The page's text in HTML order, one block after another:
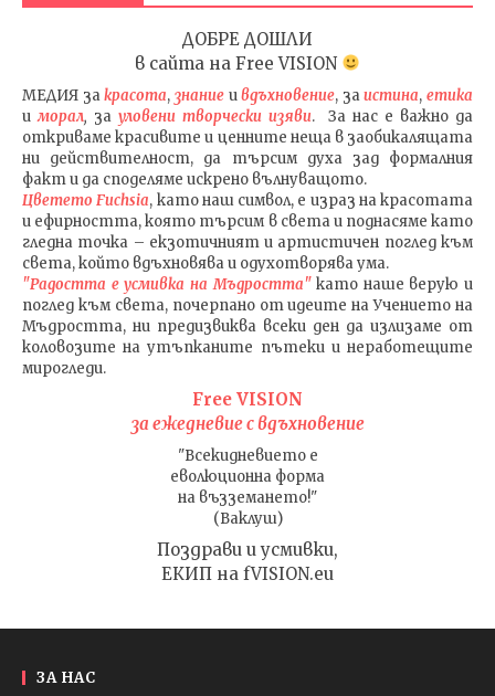
ДОБРЕ ДОШЛИ
в сайта на Free VISION
МЕДИЯ закрасота, знаниеивдъхновение, заистина, етика
иморал, за уловени творчески изяви. За нас е важно да
откриваме красивите и ценните неща в заобикалящата
ни действителност, да търсим духа зад формалния
факт и да споделяме искрено вълнуващото.
Цветето Fuchsia, като наш символ, е израз на красотата
и ефирността, която търсим в света и поднасяме като
гледна точка – екзотичният и артистичен поглед към
света, който вдъхновява и одухотворява ума.
"Радостта е усмивка на Мъдростта"като наше верую и
поглед към света, почерпано от идеите на Учението на
Мъдростта, ни предизвиква всеки ден да излизаме от
коловозите на утъпканите пътеки и неработещите
мирогледи.
Free VISION
за ежедневие с вдъхновение
"Всекидневието е
еволюционна форма
на възземането!"
(Ваклуш)
Поздрави и усмивки,
ЕКИП на fVISION.eu
ЗА НАС